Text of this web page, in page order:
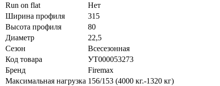
Run on flat
Нет
Ширина профиля
315
Высота профиля
80
Диаметр
22,5
Сезон
Всесезонная
Код товара
УТ000053273
Бренд
Firemax
Максимальная нагрузка 156/153 (4000 кг.-1320 кг)